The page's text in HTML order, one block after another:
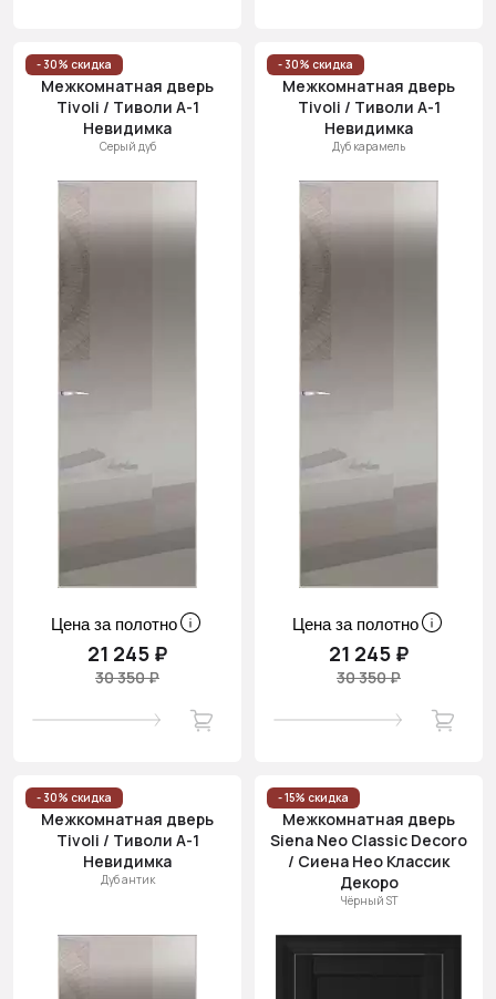
- 30% скидка
Межкомнатная дверь
Tivoli / Тиволи А-1
Невидимка
Серый дуб
Цена за полотно
21 245 ₽
30 350 ₽
- 30% скидка
Межкомнатная дверь
Tivoli / Тиволи А-1
Невидимка
Дуб карамель
Цена за полотно
21 245 ₽
30 350 ₽
- 30% скидка
Межкомнатная дверь
Tivoli / Тиволи А-1
Невидимка
Дуб антик
- 15% скидка
Межкомнатная дверь
Siena Neo Classic Decoro
/ Сиена Нео Классик
Декоро
Чёрный ST